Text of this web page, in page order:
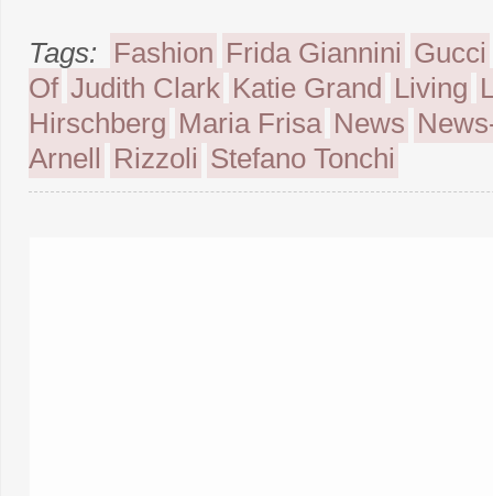
Tags: Fashion Frida Giannini Gucci
Of Judith Clark Katie Grand Living
Hirschberg Maria Frisa News
Arnell Rizzoli Stefano Tonchi